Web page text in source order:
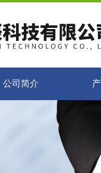
公司简介